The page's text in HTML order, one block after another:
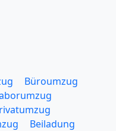
Büroumzug
Beiladung